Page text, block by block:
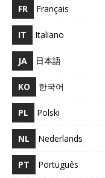
FR Français
IT Italiano
JA 日本語
KO 한국어
PL Polski
NL Nederlands
PT Português